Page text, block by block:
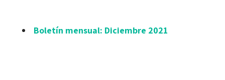
Boletín mensual: Diciembre 2021